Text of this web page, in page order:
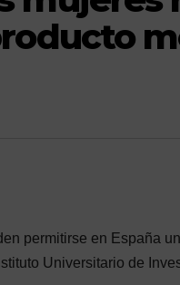
permitirse en España
Universitario de